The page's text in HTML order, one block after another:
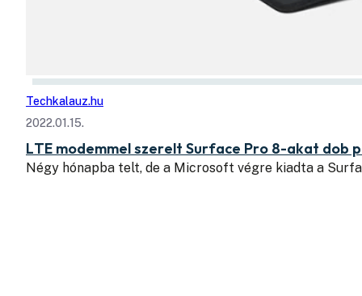
Techkalauz.hu
2022.01.15.
LTE modemmel szerelt Surface Pro 8-akat dob
Négy hónapba telt, de a Microsoft végre kiadta a